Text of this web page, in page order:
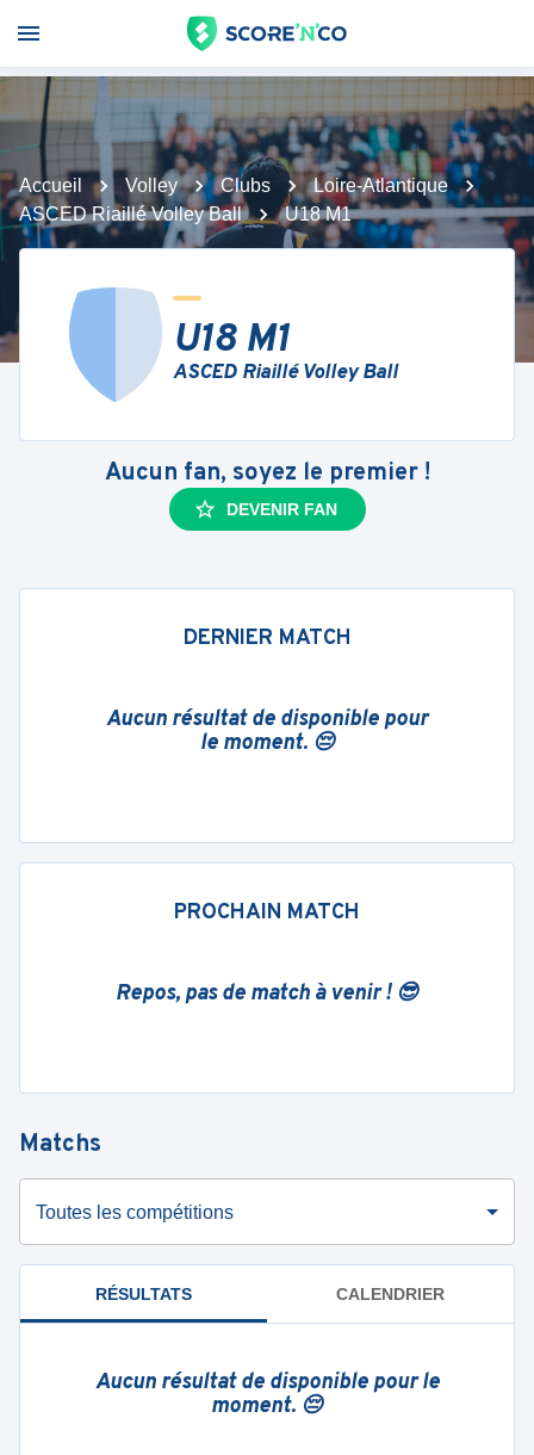
Accueil Volley Clubs
Loire-Atlantique
ASCED Riaillé Volley Ball
U18 M1
U18 M1
ASCED Riaillé Volley Ball
Aucun fan, soyez le premier !
DEVENIR FAN
DERNIER MATCH
Aucun résultat de disponible pour
le moment. 😔
PROCHAIN MATCH
Repos, pas de match à venir ! 😎
Matchs
Toutes les compétitions
RÉSULTATS CALENDRIER
Aucun résultat de disponible pour le
moment. 😔